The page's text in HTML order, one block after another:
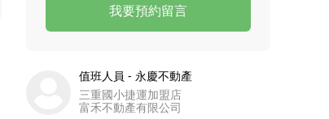
我要預約留言
值班人員 - 永慶不動產
三重國小捷運加盟店
富禾不動產有限公司